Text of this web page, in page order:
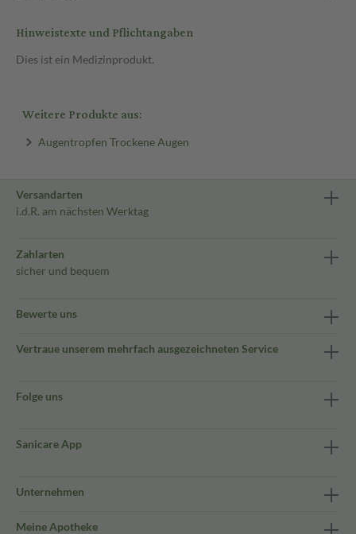
Hinweistexte und Pflichtangaben
Dies ist ein Medizinprodukt.
Weitere Produkte aus:
Augentropfen Trockene Augen
Versandarten
i.d.R. am nächsten Werktag
Zahlarten
sicher und bequem
Bewerte uns
Vertraue unserem mehrfach ausgezeichneten Service
Folge uns
Sanicare App
Unternehmen
Meine Apotheke